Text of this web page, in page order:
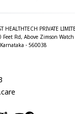
HEALTHTECH PRIVATE
Rd, Above Zimson
- 560038